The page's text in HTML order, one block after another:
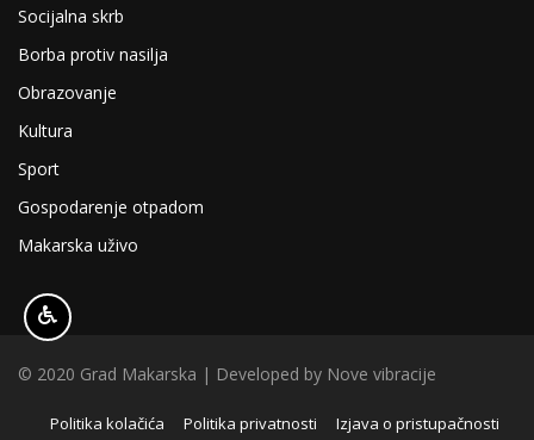
Socijalna skrb
Borba protiv nasilja
Obrazovanje
Kultura
Sport
Gospodarenje otpadom
Makarska uživo
© 2020 Grad Makarska | Developed by Nove vibracije
Politika kolačića Politika privatnosti Izjava o pristupačnosti